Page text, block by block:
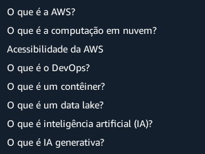
O que é a AWS?
O que é a computação em nuvem?
Acessibilidade da AWS
O que é o DevOps?
O que é um contêiner?
O que é um data lake?
O que é inteligência artificial (IA)?
O que é IA generativa?